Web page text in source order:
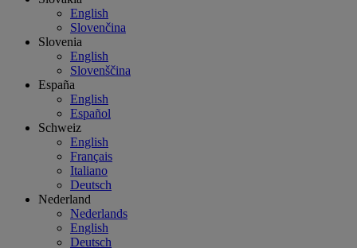
English
Slovenčina
Slovenia
English
Slovenščina
España
English
Español
Schweiz
English
Français
Italiano
Deutsch
Nederland
Nederlands
English
Deutsch